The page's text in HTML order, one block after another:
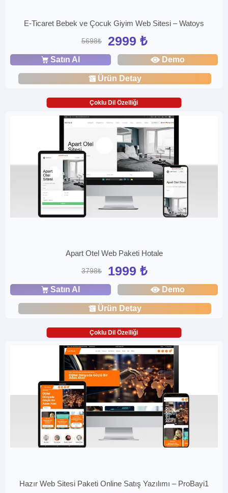
E-Ticaret Bebek ve Çocuk Giyim Web Sitesi – Watoys
5698₺ 2999 ₺
Satın Al Demo
Ürün Detay
Çoklu Dil Özelliği
Apart Otel Web Paketi Hotale
3798₺ 1999 ₺
Satın Al Demo
Ürün Detay
Çoklu Dil Özelliği
Hazır Web Sitesi Paketi Online Satış Yazılımı – ProBayi1